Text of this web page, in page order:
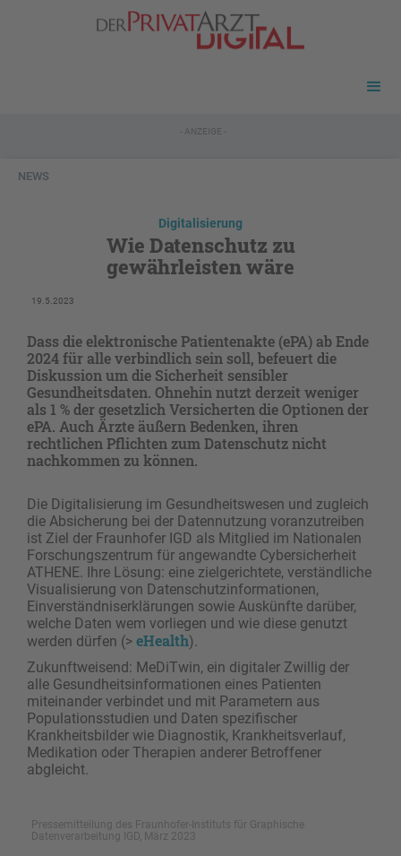
- ANZEIGE -
NEWS
Digitalisierung
Wie Datenschutz zu
gewährleisten wäre
19.5.2023
Dass die elektronische Patientenakte (ePA) ab Ende
2024 für alle verbindlich sein soll, befeuert die
Diskussion um die Sicherheit sensibler
Gesundheitsdaten. Ohnehin nutzt derzeit weniger
als 1 % der gesetzlich Versicherten die Optionen der
ePA. Auch Ärzte äußern Bedenken, ihren
rechtlichen Pflichten zum Datenschutz nicht
nachkommen zu können.
Die Digitalisierung im Gesundheitswesen und zugleich
die Absicherung bei der Datennutzung voranzutreiben
ist Ziel der Fraunhofer IGD als Mitglied im Nationalen
Forschungszentrum für angewandte Cybersicherheit
ATHENE. Ihre Lösung: eine zielgerichtete, verständliche
Visualisierung von Datenschutzinformationen,
Einverständniserklärungen sowie Auskünfte darüber,
welche Daten wem vorliegen und wie diese genutzt
werden dürfen (> eHealth).
Zukunftweisend: MeDiTwin, ein digitaler Zwillig der
alle Gesundheitsinformationen eines Patienten
miteinander verbindet und mit Parametern aus
Populationsstudien und Daten spezifischer
Krankheitsbilder wie Diagnostik, Krankheitsverlauf,
Medikation oder Therapien anderer Betroffener
abgleicht.
Pressemitteilung des Fraunhofer-Instituts für Graphische
Datenverarbeitung IGD, März 2023